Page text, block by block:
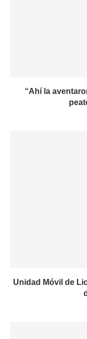
“Ahí la
Unidad Móvil de